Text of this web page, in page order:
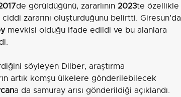
de görüldüğünü, zararlının 2023te özellikle
zararını oluşturduğunu belirtti. Giresun’da
mevkisi olduğu ifade edildi ve bu alanlara
söyleyen Dilber, araştırma
artık komşu ülkelere gönderilebilecek
a da samuray arısı gönderildiği açıklandı.